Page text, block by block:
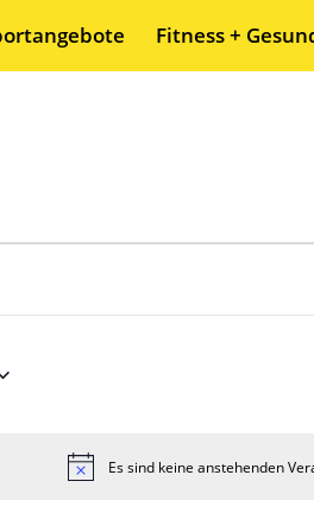
Fitness +
Es sind keine anstehenden